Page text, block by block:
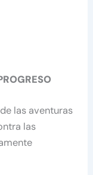
las aventuras
las